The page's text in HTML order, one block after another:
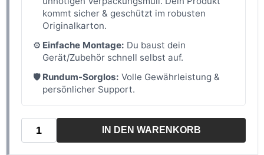
kommt sicher & geschützt im robusten
Originalkarton.
⚙️ Einfache Montage: Du baust dein
Gerät/Zubehör schnell selbst auf.
🛡️ Rundum-Sorglos: Volle Gewährleistung &
persönlicher Support.
IN DEN WARENKORB